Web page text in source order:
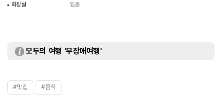
화장실
있음
모두의 여행 '무장애여행'
#맛집 #음식